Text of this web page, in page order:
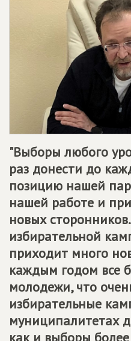
"Выборы любого
раз донести до
позицию нашей
нашей работе и
новых
избирательной
приходит много
каждым годом все
молодежи, что
избирательные
муниципалитетах
как и выборы